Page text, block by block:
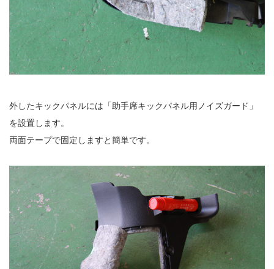
外したキックパネルには「助手席キックパネル用ノイズガード」
を設置します。
両面テープで固定しますと簡単です。